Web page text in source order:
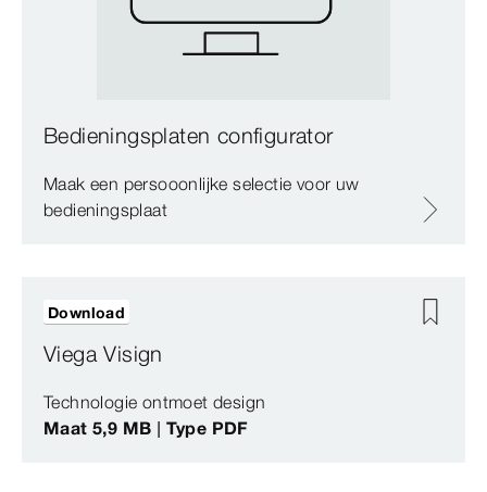
Bedieningsplaten configurator
Maak een persooonlijke selectie voor uw
bedieningsplaat
Viega Visign
Technologie ontmoet design
Maat 5,9 MB | Type PDF
Download